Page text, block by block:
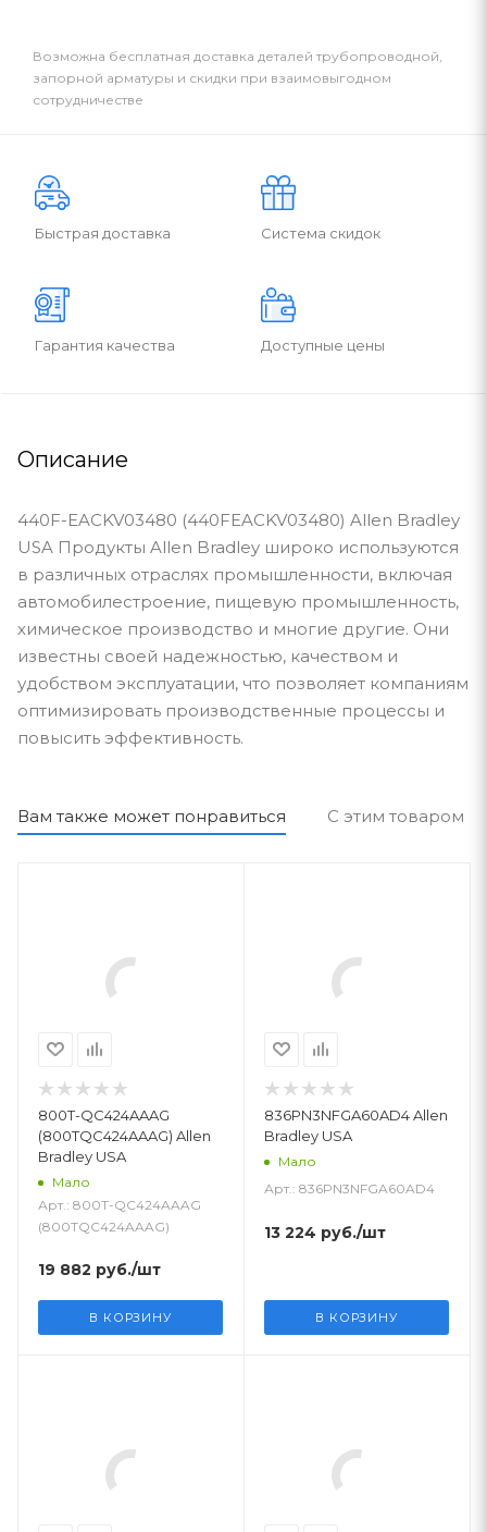
Возможна бесплатная доставка деталей трубопроводной,
запорной арматуры и скидки при взаимовыгодном
сотрудничестве
Быстрая доставка Система скидок
Гарантия качества Доступные цены
Описание
440F-EACKV03480 (440FEACKV03480) Allen Bradley
USA Продукты Allen Bradley широко используются
в различных отраслях промышленности, включая
автомобилестроение, пищевую промышленность,
химическое производство и многие другие. Они
известны своей надежностью, качеством и
удобством эксплуатации, что позволяет компаниям
оптимизировать производственные процессы и
повысить эффективность.
Вам также может понравиться С этим товаром
800T-QC424AAAG
(800TQC424AAAG) Allen
Bradley USA
Мало
Арт.: 800T-QC424AAAG
(800TQC424AAAG)
19 882 руб./шт
В КОРЗИНУ
836PN3NFGA60AD4 Allen
Bradley USA
Мало
Арт.: 836PN3NFGA60AD4
13 224 руб./шт
В КОРЗИНУ